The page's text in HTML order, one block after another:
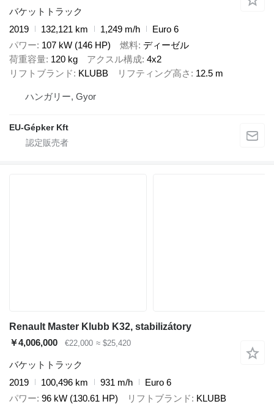
バケットトラック
2019
132,121 km 1,249 m/h
Euro 6
パワー 107 kW (146 HP) 燃料 ディーゼル
荷重容量 120 kg アクスル構成 4x2
リフトブランド
KLUBB リフティング高さ 12.5 m
ハンガリー, Gyor
EU-Gépker Kft
Renault Master Klubb K32, stabilizátory
￥4,006,000
€22,000 ≈ $25,420
バケットトラック
2019
100,496 km 931 m/h
Euro 6
パワー 96 kW (130.61 HP) リフトブランド
KLUBB